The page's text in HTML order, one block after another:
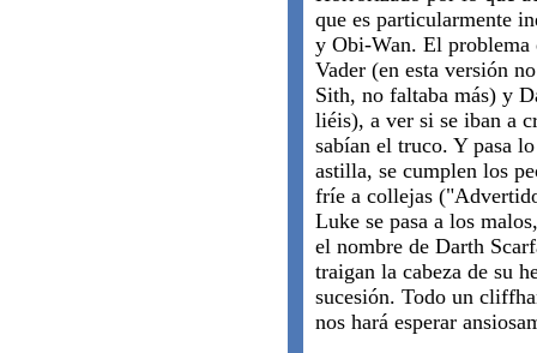
que es particularmente
y Obi-Wan. El problema
Vader (en esta versión
Sith, no faltaba más) y
liéis), a ver si se iban a
sabían el truco. Y pasa
astilla, se cumplen los
fríe a collejas
Luke se pasa a los
el nombre de Darth
traigan la cabeza de su
sucesión. Todo un
nos hará esperar